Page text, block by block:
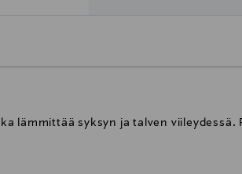
lämmittää syksyn ja talven viileydessä.